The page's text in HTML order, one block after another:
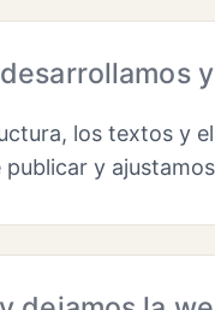
los textos y
publicar y